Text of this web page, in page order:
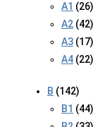
A1 (26)
A2 (42)
A3 (17)
A4 (22)
B (142)
B1 (44)